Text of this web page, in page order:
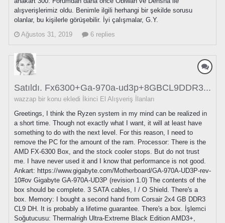
alışverişlerimiz oldu. Benimle ilgili herhangi bir şekilde sorusu
olanlar, bu kişilerle görüşebilir. İyi çalışmalar, G.Y.
Ağustos 31, 2019
6 replies
Satıldı. Fx6300+Ga-970a-ud3p+8GBCL9DDR3...
wazzap bir konu ekledi İkinci El Alışveriş İlanları
Greetings, I think the Ryzen system in my mind can be realized in
a short time. Though not exactly what I want, it will at least have
something to do with the next level. For this reason, I need to
remove the PC for the amount of the ram. Processor: There is the
AMD FX-6300 Box, and the stock cooler stops. But do not trust
me. I have never used it and I know that performance is not good.
Ankart: https://www.gigabyte.com/Motherboard/GA-970A-UD3P-rev-
10#ov Gigabyte GA-970A-UD3P (revision 1.0) The contents of the
box should be complete. 3 SATA cables, I / O Shield. There's a
box. Memory: I bought a second hand from Corsair 2x4 GB DDR3
CL9 DH. It is probably a lifetime guarantee. There's a box. İşlemci
Soğutucusu: Thermalrigh Ultra-Extreme Black Edition AMD3+,